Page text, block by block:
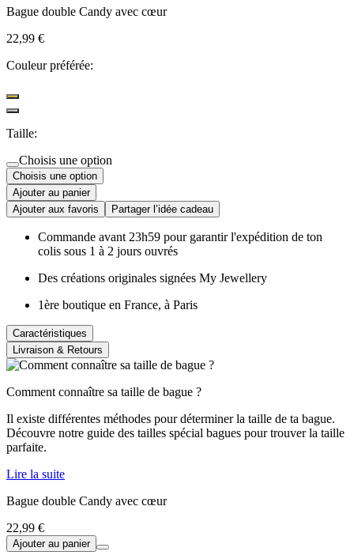
Bague double Candy avec cœur
22,99 €
Couleur préférée:
Taille:
Choisis une option
Choisis une option
Ajouter au panier
Ajouter aux favoris
Partager l’idée cadeau
Commande avant 23h59 pour garantir l'expédition de ton
colis sous 1 à 2 jours ouvrés
Des créations originales signées My Jewellery
1ère boutique en France, à Paris
Caractéristiques
Livraison & Retours
Comment connaître sa taille de bague ?
Il existe différentes méthodes pour déterminer la taille de ta bague.
Découvre notre guide des tailles spécial bagues pour trouver la taille
parfaite.
Lire la suite
Bague double Candy avec cœur
22,99 €
Ajouter au panier